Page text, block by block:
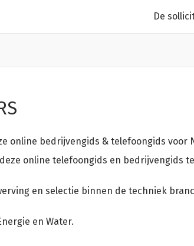
De
online bedrijvengids & telefoongids voor
online telefoongids en bedrijvengids
en selectie binnen de techniek
en Water.